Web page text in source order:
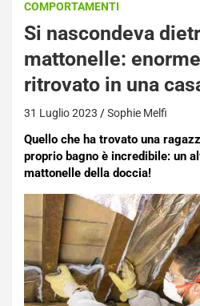
COMPORTAMENTI
Si nascondeva
mattonelle:
ritrovato in una
31 Luglio 2023 Sophie Melfi
Quello che ha trovato una
proprio bagno è incredibile: un
mattonelle della doccia!